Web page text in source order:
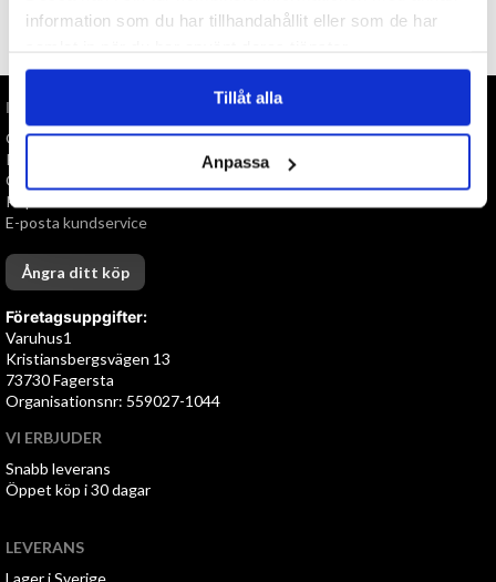
information som du har tillhandahållit eller som de har
Tillåt alla
Anpassa
INFORMATION
Om oss
Personuppgiftspolicy
Cookies
Köpvillkor
E-posta kundservice
Ångra ditt köp
Företagsuppgifter:
Varuhus1
Kristiansbergsvägen 13
73730 Fagersta
Organisationsnr: 559027-1044
VI ERBJUDER
Snabb leverans
Öppet köp i 30 dagar
LEVERANS
Lager i Sverige